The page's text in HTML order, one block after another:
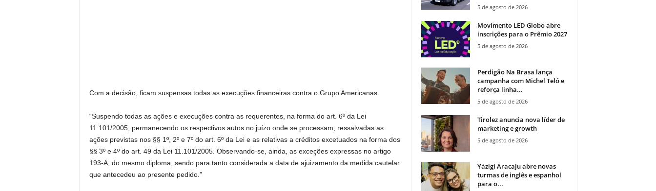
Com a decisão, ficam suspensas todas as execuções financeiras contra o Grupo Americanas.
“Suspendo todas as ações e execuções contra as requerentes, na forma do art. 6º da Lei
11.101/2005, permanecendo os respectivos autos no juízo onde se processam, ressalvadas as
ações previstas nos §§ 1º, 2º e 7º do art. 6º da Lei e as relativas a créditos excetuados na forma dos
§§ 3º e 4º do art. 49 da Lei 11.101/2005. Observando-se, ainda, as exceções expressas no artigo
193-A, do mesmo diploma, sendo para tanto considerada a data de ajuizamento da medida cautelar
que antecedeu ao presente pedido.”
5 de agosto de 2026
Movimento LED Globo abre
inscrições para o Prêmio 2027
5 de agosto de 2026
Perdigão Na Brasa lança
campanha com Michel Teló e
reforça linha...
5 de agosto de 2026
Tirolez anuncia nova líder de
marketing e growth
5 de agosto de 2026
Yázigi Aracaju abre novas
turmas de inglês e espanhol
para o...